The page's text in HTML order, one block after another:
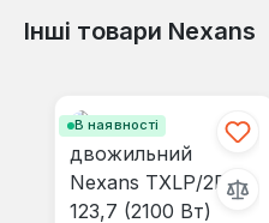
Інші товари Nexans
В наявності